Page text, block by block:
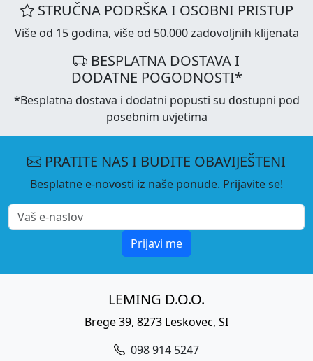
STRUČNA PODRŠKA I OSOBNI PRISTUP
Više od 15 godina, više od 50.000 zadovoljnih klijenata
BESPLATNA DOSTAVA I
DODATNE POGODNOSTI*
*Besplatna dostava i dodatni popusti su dostupni pod
posebnim uvjetima
PRATITE NAS I BUDITE OBAVIJEŠTENI
Besplatne e-novosti iz naše ponude. Prijavite se!
Prijavi me
LEMING D.O.O.
Brege 39, 8273 Leskovec, SI
098 914 5247